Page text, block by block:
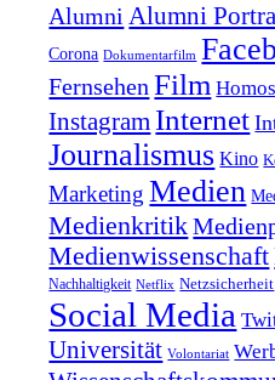
Alumni Alumni
Corona Dokumentarfilm
Fernsehen Film
Instagram Internet
Journalismus Kino
Marketing Medien
Medienkritik
Medienwissenschaft
Nachhaltigkeit Netflix Netzsicherheit
Social Media
Universität Volontariat